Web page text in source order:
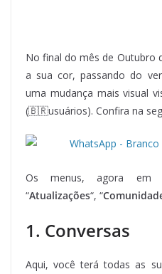
No final do mês de Outubro
a sua cor, passando do
uma mudança mais visual
(🇧🇷usuários). Confira na
Os menus, agora em
“Atualizações“, “
1. Conversas
Aqui, você terá todas as